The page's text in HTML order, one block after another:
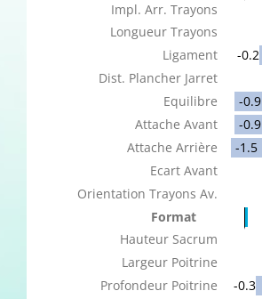
Impl. Arr. Trayons
Longueur Trayons
Ligament
-0.2
Dist. Plancher Jarret
Equilibre
-0.9
Attache Avant
-0.9
Attache Arrière
-1.5
Ecart Avant
Orientation Trayons Av.
Format
Hauteur Sacrum
Largeur Poitrine
Profondeur Poitrine
-0.3